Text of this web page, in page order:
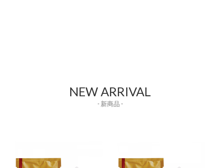
NEW ARRIVAL
- 新商品 -